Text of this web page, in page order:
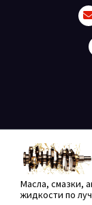
Масла, смазки,
жидкости по